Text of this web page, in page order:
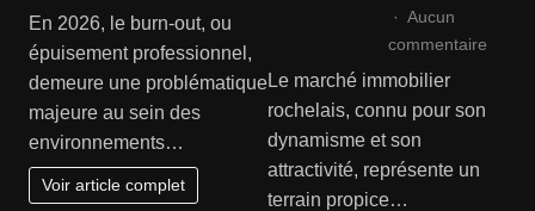
les
signes
d’un
burn-
out
En 2026, le burn-out, ou
épuisement professionnel,
demeure une problématique
majeure au sein des
environnements…
Voir article complet
Aucun
commentaire
Le marché immobilier
rochelais, connu pour son
dynamisme et son
attractivité, représente un
terrain propice…